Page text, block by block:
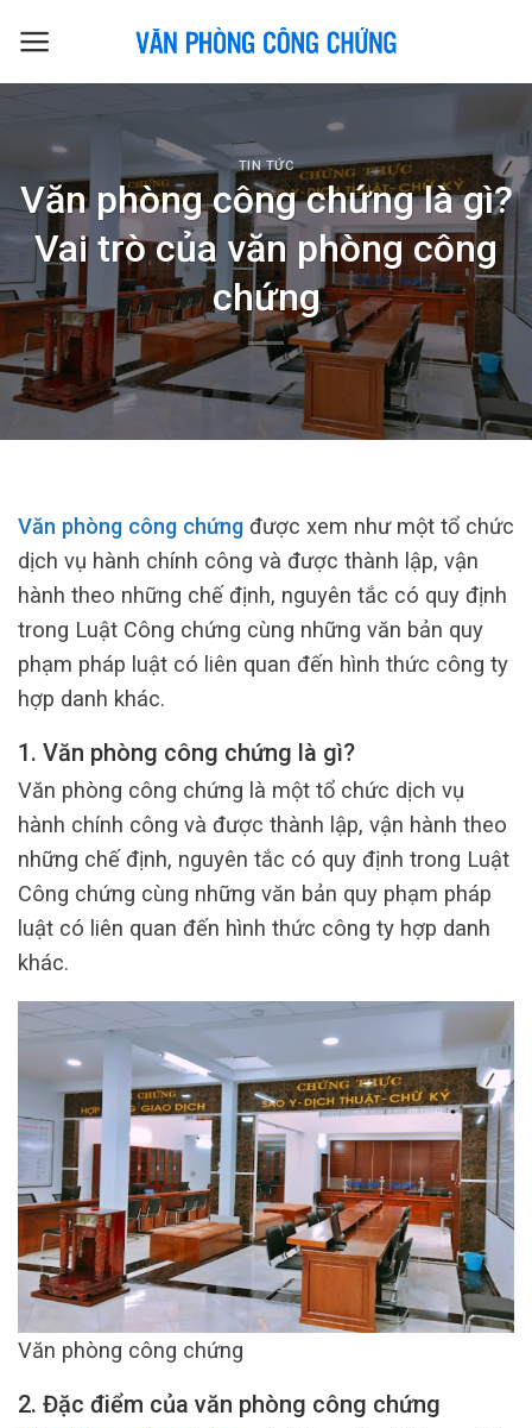
TIN TỨC
Văn phòng công chứng là gì?
Vai trò của văn phòng công
chứng
Văn phòng công chứng được xem như một tổ chức
dịch vụ hành chính công và được thành lập, vận
hành theo những chế định, nguyên tắc có quy định
trong Luật Công chứng cùng những văn bản quy
phạm pháp luật có liên quan đến hình thức công ty
hợp danh khác.
1. Văn phòng công chứng là gì?
Văn phòng công chứng là một tổ chức dịch vụ
hành chính công và được thành lập, vận hành theo
những chế định, nguyên tắc có quy định trong Luật
Công chứng cùng những văn bản quy phạm pháp
luật có liên quan đến hình thức công ty hợp danh
khác.
Văn phòng công chứng
2. Đặc điểm của văn phòng công chứng